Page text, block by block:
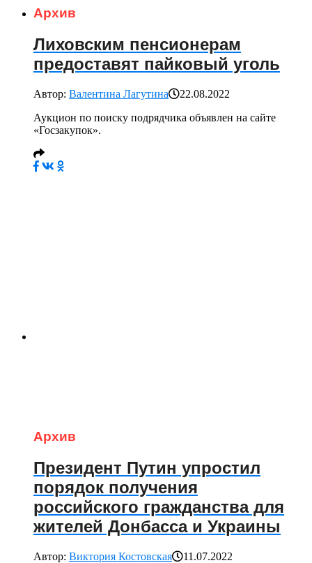
Архив
Лиховским пенсионерам
предоставят пайковый уголь
Автор: Валентина Лагутина
22.08.2022
Аукцион по поиску подрядчика объявлен на сайте
«Госзакупок».
Архив
Президент Путин упростил
порядок получения
российского гражданства для
жителей Донбасса и Украины
Автор: Виктория Костовская
11.07.2022